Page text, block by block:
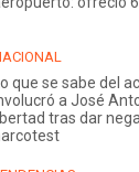
que se sabe del
a José
tras dar